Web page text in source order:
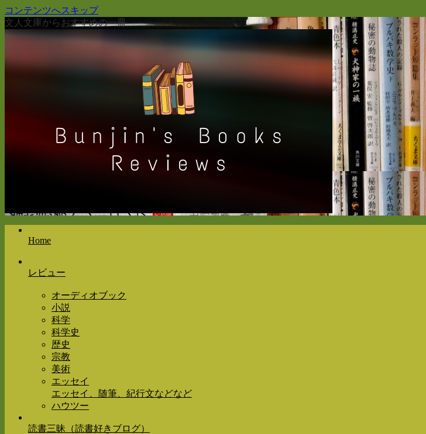
コンテンツへスキップ
文人文庫からおすすめの一冊
Home
レビュー
オーディオブック
小説
科学
科学史
歴史
宗教
美術
エッセイ
エッセイ、随筆、紀行文などなど
ハウツー
読書三昧（読書好きブログ）